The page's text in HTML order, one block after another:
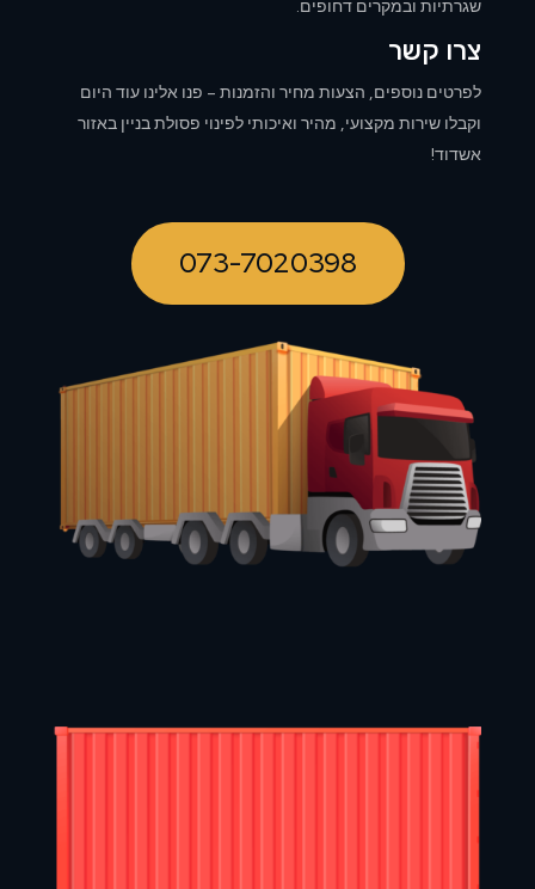
שגרתיות ובמקרים דחופים.
צרו קשר
לפרטים נוספים, הצעות מחיר והזמנות – פנו אלינו עוד היום
וקבלו שירות מקצועי, מהיר ואיכותי לפינוי פסולת בניין באזור
אשדוד!
073-7020398